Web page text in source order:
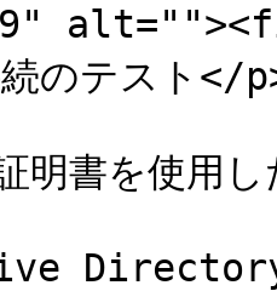
続のテス
明書を使用し
Directory